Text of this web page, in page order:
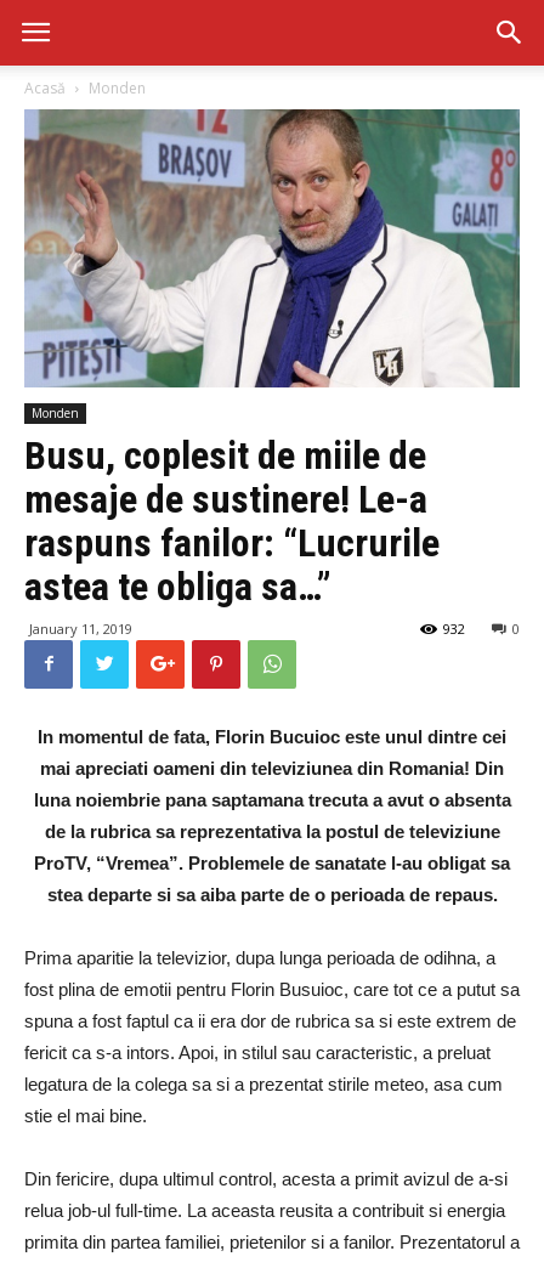
Acasă Monden
Monden
Busu, coplesit de miile de
mesaje de sustinere! Le-a
raspuns fanilor: “Lucrurile
astea te obliga sa…”
January 11, 2019 0
932
In momentul de fata, Florin Bucuioc este unul dintre cei
mai apreciati oameni din televiziunea din Romania! Din
luna noiembrie pana saptamana trecuta a avut o absenta
de la rubrica sa reprezentativa la postul de televiziune
ProTV, “Vremea”. Problemele de sanatate l-au obligat sa
stea departe si sa aiba parte de o perioada de repaus.
Prima aparitie la televizior, dupa lunga perioada de odihna, a
fost plina de emotii pentru Florin Busuioc, care tot ce a putut sa
spuna a fost faptul ca ii era dor de rubrica sa si este extrem de
fericit ca s-a intors. Apoi, in stilul sau caracteristic, a preluat
legatura de la colega sa si a prezentat stirile meteo, asa cum
stie el mai bine.
Din fericire, dupa ultimul control, acesta a primit avizul de a-si
relua job-ul full-time. La aceasta reusita a contribuit si energia
primita din partea familiei, prietenilor si a fanilor. Prezentatorul a